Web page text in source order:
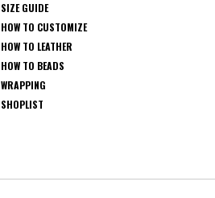
SIZE GUIDE
HOW TO CUSTOMIZE
HOW TO LEATHER
HOW TO BEADS
WRAPPING
SHOPLIST